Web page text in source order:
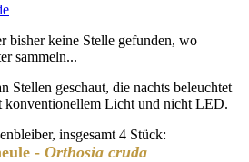
bisher keine Stelle gefunden, wo
sammeln...
Stellen geschaut, die nachts beleuchtet
konventionellem Licht und nicht LED.
insgesamt 4 Stück:
- Orthosia cruda